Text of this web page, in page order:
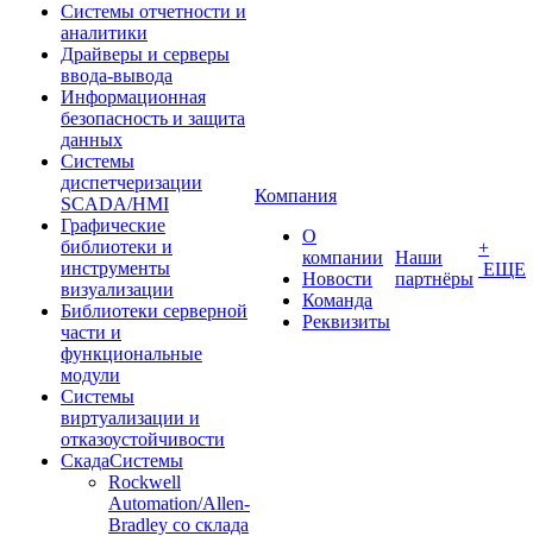
Системы отчетности и
аналитики
Драйверы и серверы
ввода-вывода
Информационная
безопасность и защита
данных
Системы
диспетчеризации
SCADA/HMI
Графические
библиотеки и
инструменты
визуализации
Библиотеки серверной
части и
функциональные
модули
Системы
виртуализации и
отказоустойчивости
СкадаСистемы
Rockwell
Automation/Allen-
Bradley со склада
Компания
О
компании
Новости
Команда
Реквизиты
Наши
партнёры
+
ЕЩЕ